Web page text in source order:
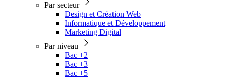
Par secteur
Design et Création Web
Informatique et Développement
Marketing Digital
Par niveau
Bac +2
Bac +3
Bac +5